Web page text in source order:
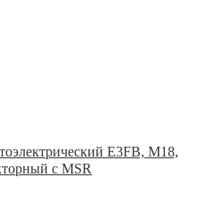
E3FB, M18,
с MSR